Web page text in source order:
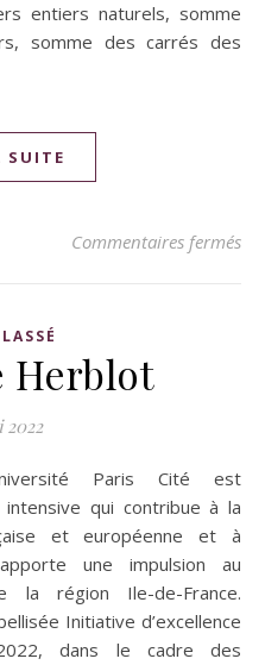
entiers naturels, somme
somme des carrés des
SUITE
Commentaires fermés
Herblot
2022
qui contribue à la
et européenne et à
une impulsion au
la région Ile-de-France.
Initiative d’excellence
dans le cadre des